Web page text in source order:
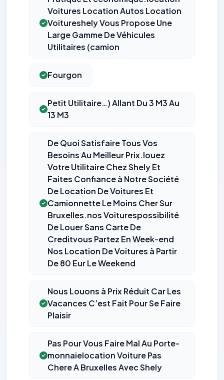
Voitures Location Autos Location
Voitureshely Vous Propose Une
Large Gamme De Véhicules
Utilitaires (camion
Fourgon
Petit Utilitaire…) Allant Du 3 M3 Au
13 M3
De Quoi Satisfaire Tous Vos
Besoins Au Meilleur Prix.louez
Votre Utilitaire Chez Shely Et
Faites Confiance à Notre Société
De Location De Voitures Et
Camionnette Le Moins Cher Sur
Bruxelles.nos Voiturespossibilité
De Louer Sans Carte De
Creditvous Partez En Week-end
Nos Location De Voitures à Partir
De 80 Eur Le Weekend
Nous Louons à Prix Réduit Car Les
Vacances C’est Fait Pour Se Faire
Plaisir
Pas Pour Vous Faire Mal Au Porte-
monnaielocation Voiture Pas
Chere A Bruxelles Avec Shely